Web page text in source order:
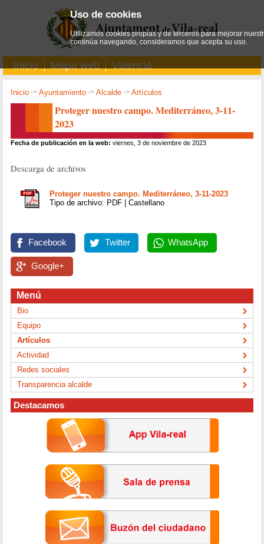
Inicio Mapa web Valencià
Inicio ->Ayuntamiento ->Alcalde ->Artículos
Proteger nuestro campo. Mediterráneo, 3-11-
2023
Fecha de publicación en la web: viernes, 3 de noviembre de 2023
Descarga de archivos
Proteger nuestro campo. Mediterráneo, 3-11-2023
Tipo de archivo: PDF | Castellano
Facebook Twitter WhatsApp
Google+
Menú
Bio
Equipo
Artículos
Actividad
Redes sociales
Transparencia alcalde
Destacamos
Uso de cookies
Utilizamos cookies propias y de terceros para mejorar
continúa navegando, consideramos que acepta su uso.